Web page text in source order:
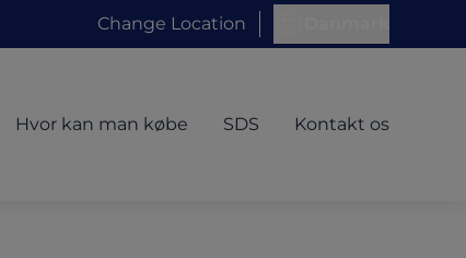
Change Location
Hvor kan man købe SDS Kontakt os